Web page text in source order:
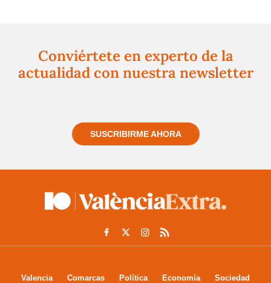
Conviértete en experto de la
actualidad con nuestra newsletter
SUSCRIBIRME AHORA
Valencia Comarcas Política Economía
Sociedad